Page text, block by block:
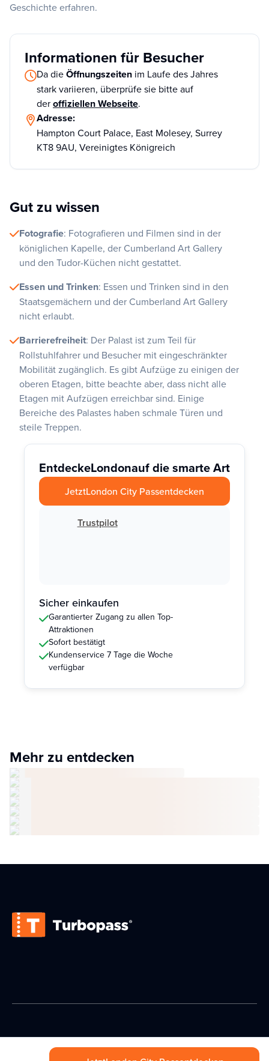
Geschichte erfahren.
Informationen für Besucher
Da dieÖffnungszeiten im Laufe des Jahres
stark variieren, überprüfe sie bitte auf
deroffiziellen Webseite.
Adresse:
Hampton Court Palace, East Molesey, Surrey
KT8 9AU, Vereinigtes Königreich
Gut zu wissen
Fotografie: Fotografieren und Filmen sind in der
königlichen Kapelle, der Cumberland Art Gallery
und den Tudor-Küchen nicht gestattet.
Essen und Trinken: Essen und Trinken sind in den
Staatsgemächern und der Cumberland Art Gallery
nicht erlaubt.
Barrierefreiheit: Der Palast ist zum Teil für
Rollstuhlfahrer und Besucher mit eingeschränkter
Mobilität zugänglich. Es gibt Aufzüge zu einigen der
oberen Etagen, bitte beachte aber, dass nicht alle
Etagen mit Aufzügen erreichbar sind. Einige
Bereiche des Palastes haben schmale Türen und
steile Treppen.
EntdeckeLondonauf die smarte Art
JetztLondon City Passentdecken
Trustpilot
Sicher einkaufen
Garantierter Zugang zu allen Top-
Attraktionen
Sofort bestätigt
Kundenservice 7 Tage die Woche
verfügbar
Mehr zu entdecken